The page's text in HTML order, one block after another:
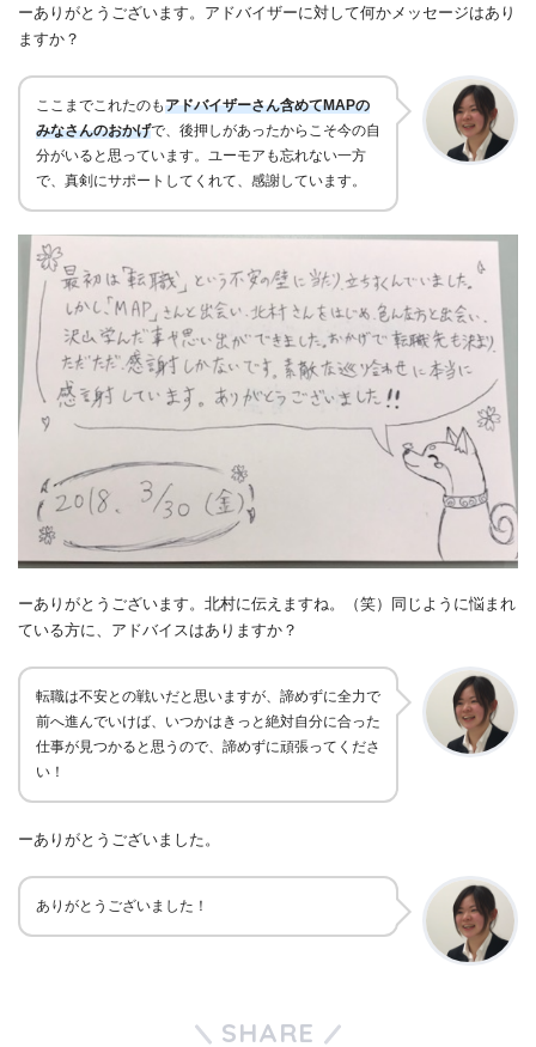
ーありがとうございます。アドバイザーに対して何かメッセージはあり
ますか？
ここまでこれたのもアドバイザーさん含めてMAPの
みなさんのおかげで、後押しがあったからこそ今の自
分がいると思っています。 ユーモアも忘れない一方
で、真剣にサポートしてくれて、 感謝しています。
ーありがとうございます。北村に伝えますね。（笑）同じように悩まれ
ている方に、アドバイスはありますか？
転職は不安との戦いだと思いますが、 諦めずに全力で
前へ進んでいけば、いつかはきっと絶対自分に合った
仕事が見つかると思うので、諦めずに頑張ってくださ
い！
ーありがとうございました。
ありがとうございました！
SHARE